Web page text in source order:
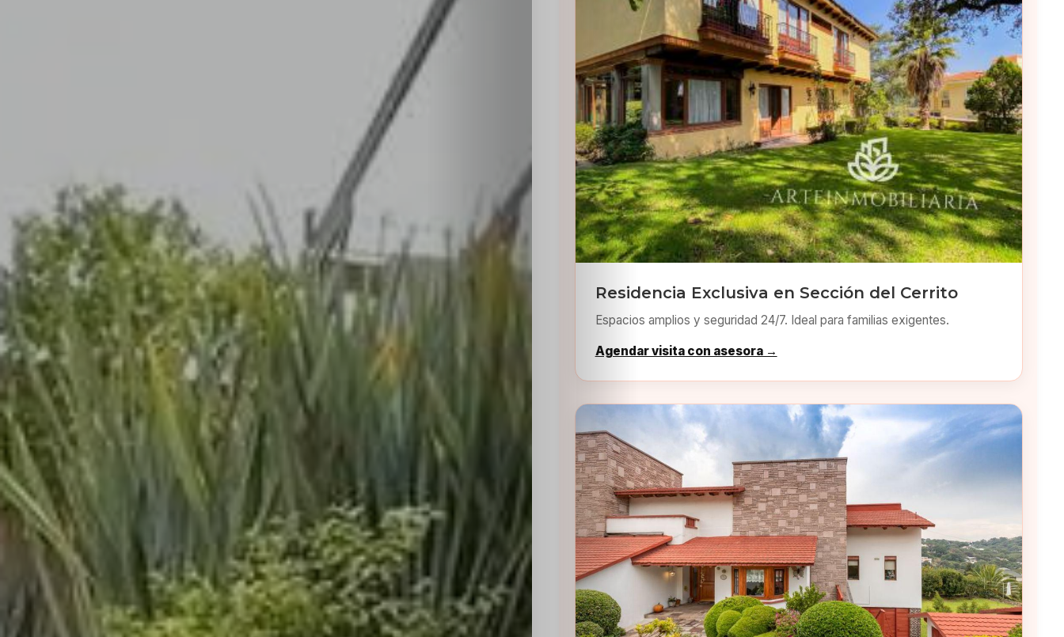
Residencia Exclusiva en Sección del Cerrito
Espacios amplios y seguridad 24/7. Ideal para familias exigentes.
Agendar visita con asesora →